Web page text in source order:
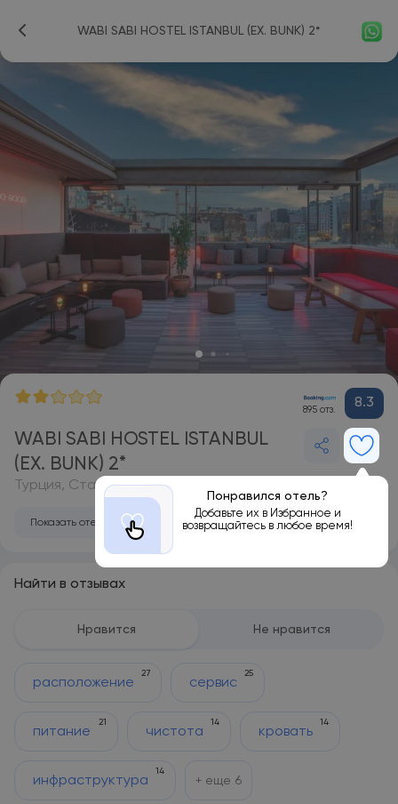
WABI SABI HOSTEL ISTANBUL (EX. BUNK) 2*
895 отз. 8.3
WABI SABI HOSTEL ISTANBUL
(EX. BUNK) 2*
Понравился отель?
Добавьте их в Избранное и
возвращайтесь в любое время!
Турция, Стамбул
Показать отель на карте
Найти в отзывах
Нравится Не нравится
расположение
27
сервис
25
питание
21
чистота
14
кровать
14
инфраструктура
14
+ еще 6